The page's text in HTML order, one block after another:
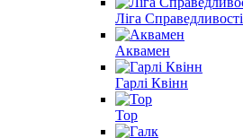
Ліга Справедливості
Аквамен
Гарлі Квінн
Тор